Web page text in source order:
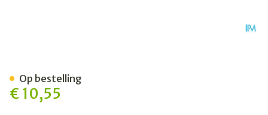
€ 10,55
Op bestelling